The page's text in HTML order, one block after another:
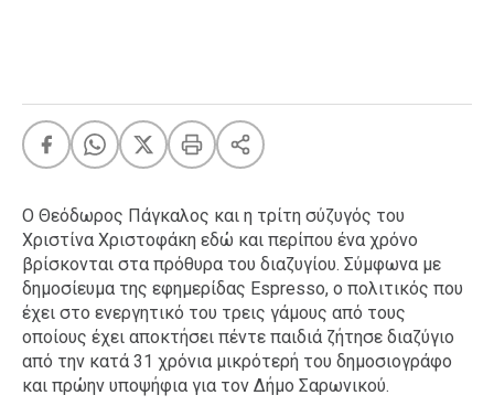
OMG LOL
Xmas
LIFE
Food
Body+Mind
Ο Θεόδωρος Πάγκαλος και η τρίτη σύζυγός του
Χριστίνα Χριστοφάκη εδώ και περίπου ένα χρόνο
βρίσκονται στα πρόθυρα του διαζυγίου. Σύμφωνα με
δημοσίευμα της εφημερίδας Espresso, ο πολιτικός που
έχει στο ενεργητικό του τρεις γάμους από τους
οποίους έχει αποκτήσει πέντε παιδιά ζήτησε διαζύγιο
από την κατά 31 χρόνια μικρότερή του δημοσιογράφο
και πρώην υποψήφια για τον Δήμο Σαρωνικού.